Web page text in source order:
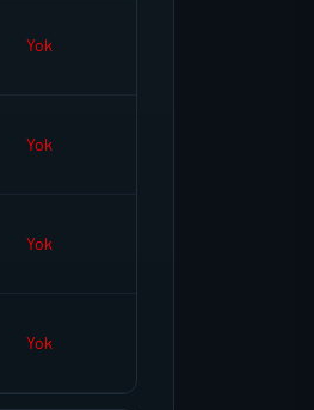
Yok
Yok
Yok
Yok